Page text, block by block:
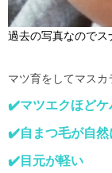
過去の写真なのでス
マツ育をしてマス
✔️マツエクほど
✔️自まつ毛が自
✔️ 目元が軽い